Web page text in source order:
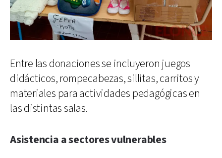
Entre las donaciones se incluyeron juegos
didácticos, rompecabezas, sillitas, carritos y
materiales para actividades pedagógicas en
las distintas salas.
Asistencia a sectores vulnerables